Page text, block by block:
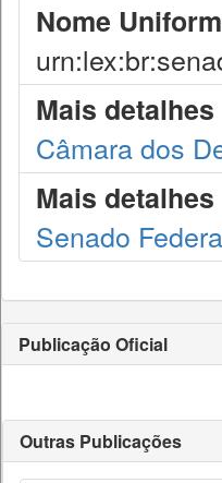
Nome
Mais detalhes
Câmara dos
Mais detalhes
Senado
Publicação Oficial
Outras Publicações